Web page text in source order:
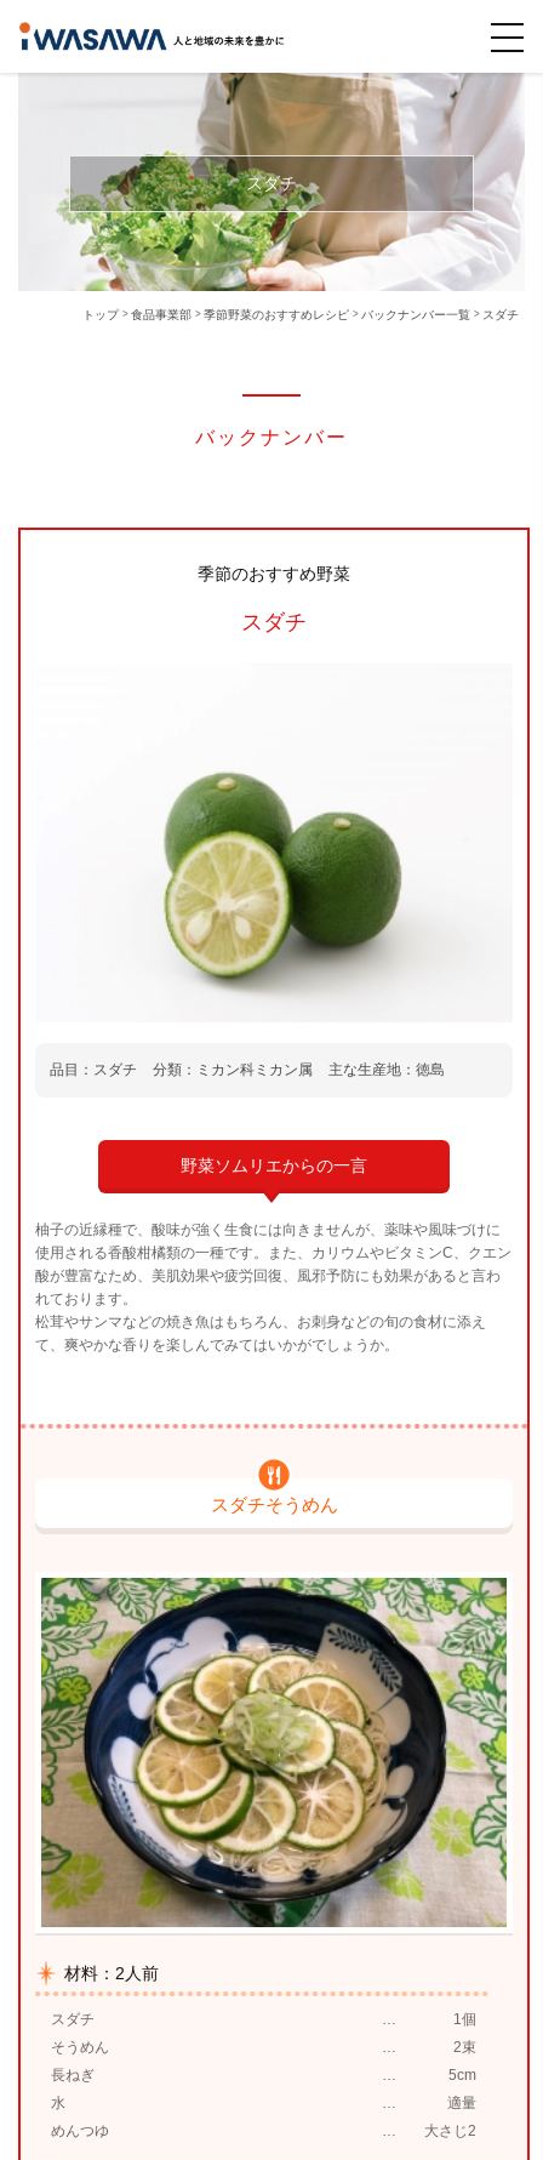
スダチ
トップ 食品事業部 季節野菜のおすすめレシピ バックナンバー一覧 スダチ
バックナンバー
季節のおすすめ野菜
スダチ
品目：スダチ 分類：ミカン科ミカン属 主な生産地：徳島
野菜ソムリエからの一言
柚子の近縁種で、酸味が強く生食には向きませんが、薬味や風味づけに
使用される香酸柑橘類の一種です。また、カリウムやビタミンC、クエン
酸が豊富なため、美肌効果や疲労回復、風邪予防にも効果があると言わ
れております。
松茸やサンマなどの焼き魚はもちろん、お刺身などの旬の食材に添え
て、爽やかな香りを楽しんでみてはいかがでしょうか。
スダチそうめん
材料：2人前
スダチ
1個
そうめん
2束
長ねぎ
5cm
水
適量
めんつゆ
大さじ2